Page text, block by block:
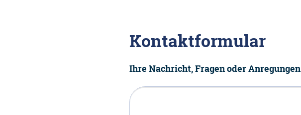
Kontaktformular
Ihre Nachricht, Fragen oder Anregungen